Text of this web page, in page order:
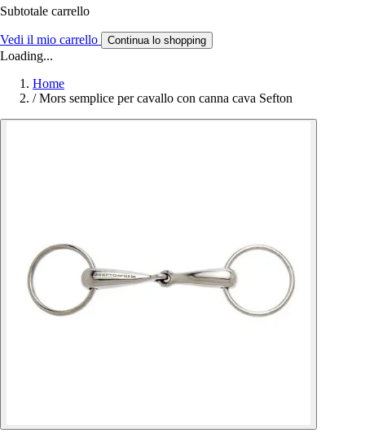
Subtotale carrello
Vedi il mio carrello Continua lo shopping
Loading...
Home
/ Mors semplice per cavallo con canna cava Sefton